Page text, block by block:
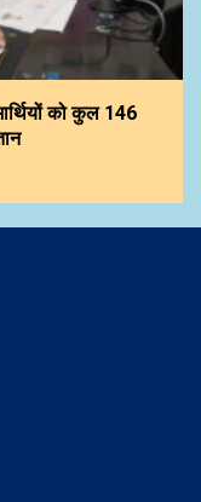
को कुल ₹146